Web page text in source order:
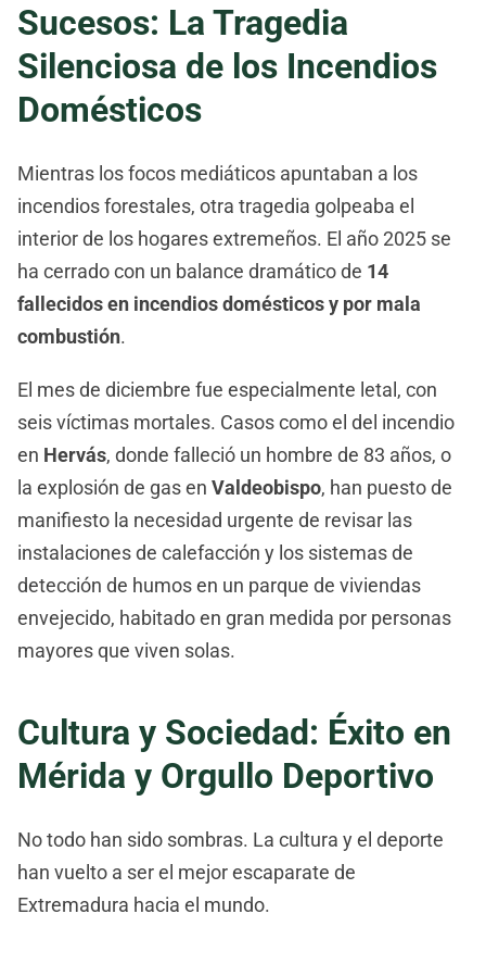
Sucesos: La Tragedia
Silenciosa de los Incendios
Domésticos
Mientras los focos mediáticos apuntaban a los
incendios forestales, otra tragedia golpeaba el
interior de los hogares extremeños. El año 2025 se
ha cerrado con un balance dramático de 14
fallecidos en incendios domésticos y por mala
combustión.
El mes de diciembre fue especialmente letal, con
seis víctimas mortales. Casos como el del incendio
en Hervás, donde falleció un hombre de 83 años, o
la explosión de gas en Valdeobispo, han puesto de
manifiesto la necesidad urgente de revisar las
instalaciones de calefacción y los sistemas de
detección de humos en un parque de viviendas
envejecido, habitado en gran medida por personas
mayores que viven solas.
Cultura y Sociedad: Éxito en
Mérida y Orgullo Deportivo
No todo han sido sombras. La cultura y el deporte
han vuelto a ser el mejor escaparate de
Extremadura hacia el mundo.